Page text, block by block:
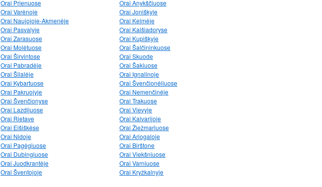
Orai Prienuose
Orai Varėnoje
Orai Naujojoje-Akmenėje
Orai Pasvalyje
Orai Zarasuose
Orai Molėtuose
Orai Širvintose
Orai Pabradėje
Orai Šilalėje
Orai Kybartuose
Orai Pakruojyje
Orai Švenčionyse
Orai Lazdijuose
Orai Rietave
Orai Eišiškėse
Orai Nidoje
Orai Pagėgiuose
Orai Dubingiuose
Orai Juodkrantėje
Orai Šventojoje
Orai Anykščiuose
Orai Joniškyje
Orai Kelmėje
Orai Kaišiadoryse
Orai Kupiškyje
Orai Šalčininkuose
Orai Skuode
Orai Šakiuose
Orai Ignalinoje
Orai Švenčionėliuose
Orai Nemenčinėje
Orai Trakuose
Orai Vievyje
Orai Kalvarijoje
Orai Žiežmariuose
Orai Ariogaloje
Orai Birštone
Orai Viekšniuose
Orai Varniuose
Orai Kryžkalnyje